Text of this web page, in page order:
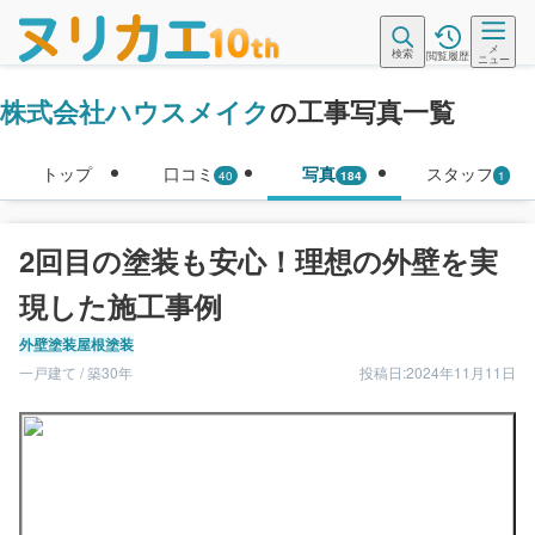
検索 閲覧履歴
メ
ニュー
株式会社ハウスメイクの工事写真一覧
トップ 口コミ 40 写真 184 スタッフ 1
2回目の塗装も安心！理想の外壁を実
現した施工事例
外壁塗装屋根塗装
一戸建て / 築30年 投稿日:2024年11月11日